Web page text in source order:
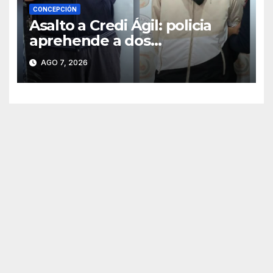
CONCEPCIÓN
Asalto a Credi Ágil: policia
aprehende a dos
sospechosos e incauta
evidencias en Concepción
AGO 7, 2026